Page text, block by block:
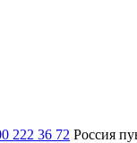
222 36 72 Россия